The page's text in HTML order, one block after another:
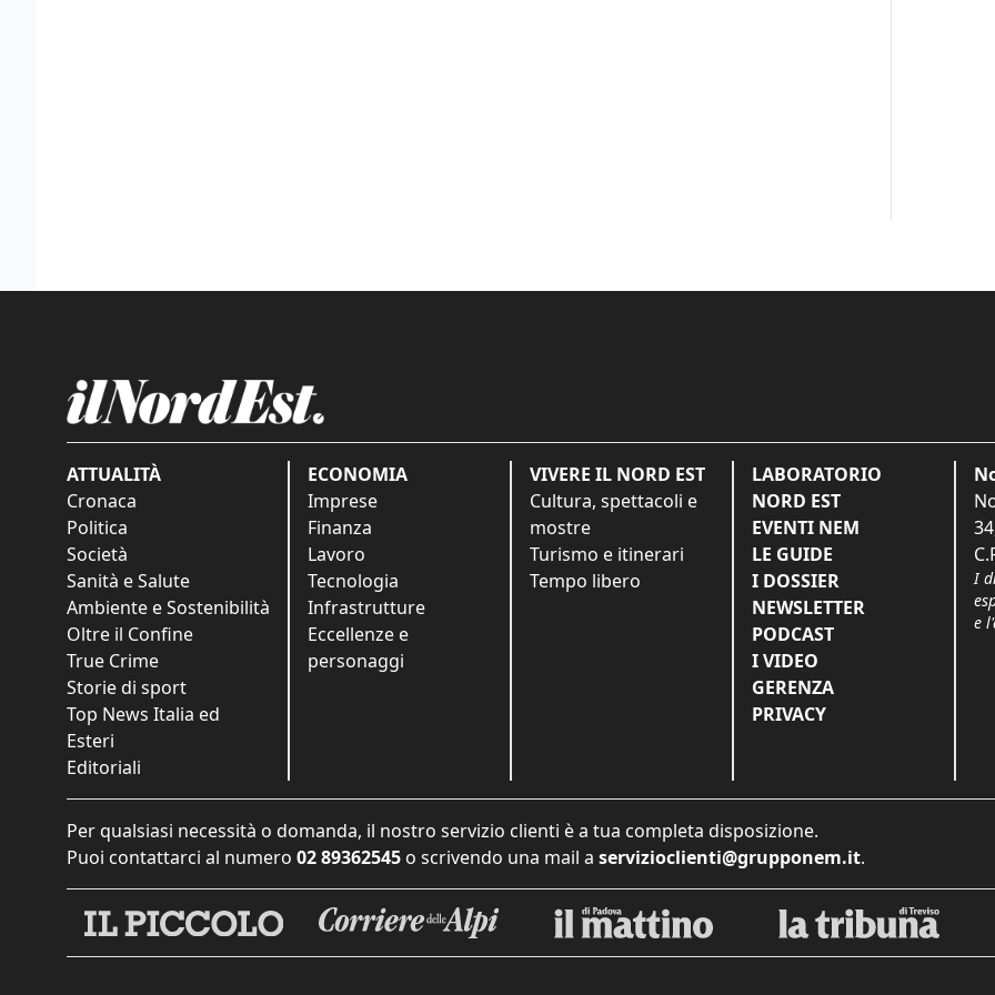
ATTUALITÀ
Cronaca
Politica
Società
Sanità e Salute
Ambiente e Sostenibilità
Oltre il Confine
True Crime
Storie di sport
Top News Italia ed
Esteri
Editoriali
ECONOMIA
Imprese
Finanza
Lavoro
Tecnologia
Infrastrutture
Eccellenze e
personaggi
VIVERE IL NORD EST
Cultura, spettacoli e
mostre
Turismo e itinerari
Tempo libero
LABORATORIO
NORD EST
EVENTI NEM
LE GUIDE
I DOSSIER
NEWSLETTER
PODCAST
I VIDEO
GERENZA
PRIVACY
I
e
Per qualsiasi necessità o domanda, il nostro servizio clienti è a tua completa disposizione.
Puoi contattarci al numero 02 89362545 o scrivendo una mail a servizioclienti@grupponem.it.